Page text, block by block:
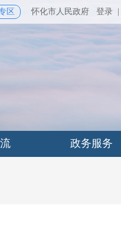
区 怀化市人民政府 登录
政务服务